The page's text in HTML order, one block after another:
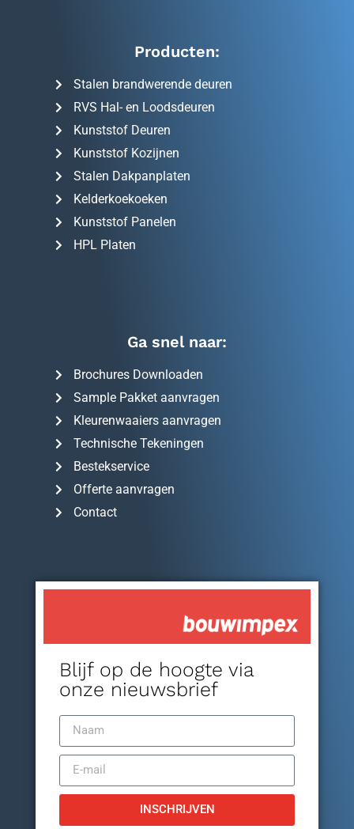
Producten:
Stalen brandwerende deuren
RVS Hal- en Loodsdeuren
Kunststof Deuren
Kunststof Kozijnen
Stalen Dakpanplaten
Kelderkoekoeken
Kunststof Panelen
HPL Platen
Ga snel naar:
Brochures Downloaden
Sample Pakket aanvragen
Kleurenwaaiers aanvragen
Technische Tekeningen
Bestekservice
Offerte aanvragen
Contact
Blijf op de hoogte via
onze nieuwsbrief
INSCHRIJVEN